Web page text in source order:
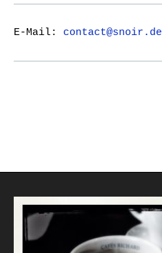
E-Mail: contact@snoir.de